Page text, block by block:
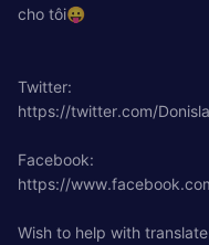
cho tôi😛
Twitter:
https://twitter.com/
Facebook:
https://
Wish to help with